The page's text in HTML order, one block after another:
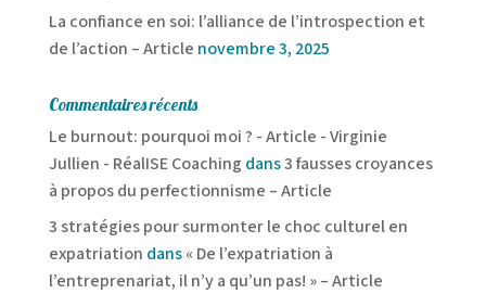
La confiance en soi: l’alliance de l’introspection et
de l’action – Article novembre 3, 2025
Commentaires récents
Le burnout: pourquoi moi ? - Article - Virginie
Jullien - RéalISE Coaching dans3 fausses croyances
à propos du perfectionnisme – Article
3 stratégies pour surmonter le choc culturel en
expatriation dans« De l’expatriation à
l’entreprenariat, il n’y a qu’un pas! » – Article